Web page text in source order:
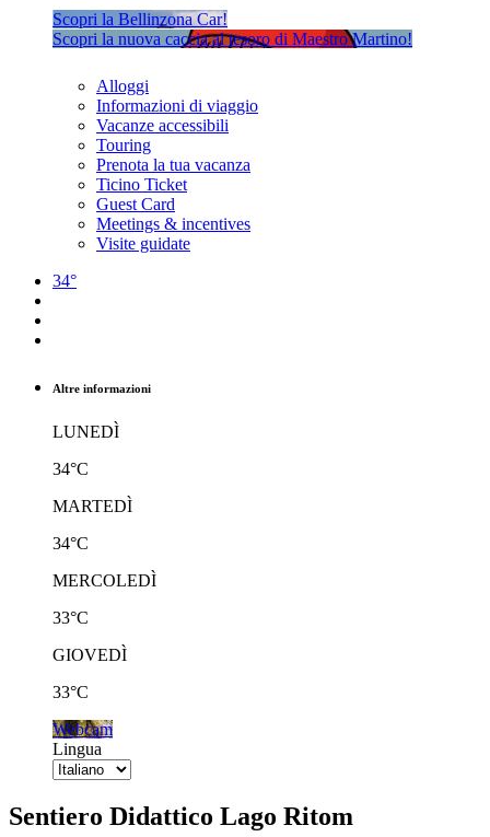
Scopri la Bellinzona Car!
Scopri la nuova caccia al tesoro di Maestro Martino!
Alloggi
Informazioni di viaggio
Vacanze accessibili
Touring
Prenota la tua vacanza
Ticino Ticket
Guest Card
Meetings & incentives
Visite guidate
34°
Altre informazioni
LUNEDÌ
34°C
MARTEDÌ
34°C
MERCOLEDÌ
33°C
GIOVEDÌ
33°C
Webcam
Lingua
Sentiero Didattico Lago Ritom